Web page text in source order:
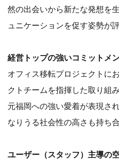
然の出会いから新たな発想を
ュニケーションを促す姿勢が
経営トップの強いコミットメ
オフィス移転プロジェクトに
クトチームを指揮した取り組
元福岡への強い愛着が表現さ
なりうる社会性の高さも持ち
ユーザー（スタッフ）主導の